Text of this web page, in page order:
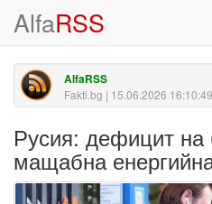
AlfaRSS
AlfaRSS
Fakti.bg | 15.06.2026
Русия: дефицит на
мащабна